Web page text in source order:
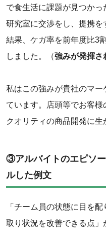
で食生活に課題が見つかっ
研究室に交渉をし、提携
結果、ケガ率を前年度比3
しました。（強みが発揮さ
私はこの強みが貴社のマー
ています。店頭等でお客
クオリティの商品開発に生
③アルバイトのエピソ
ルした例文
「チーム員の状態に目を
取り状況を改善できる点」